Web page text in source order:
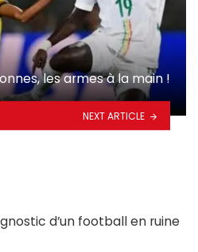
les armes à la main !
NEXT ARTICLE
d’un football en ruine